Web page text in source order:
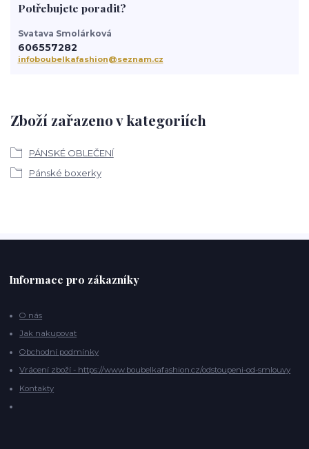
Zboží zařazeno v kategoriích
PÁNSKÉ OBLEČENÍ
Pánské boxerky
Potřebujete poradit?
Svatava Smolárková
606557282
infoboubelkafashion@seznam.cz
Informace pro zákazníky
O nás
Jak nakupovat
Obchodní podmínky
Vrácení zboží - https://www.boubelkafashion.cz/odstoupeni-od-smlouvy
Kontakty